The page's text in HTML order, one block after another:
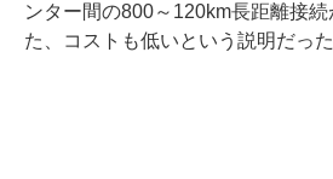
ンター間の800～120km長距離接続
た、コストも低いという説明だった